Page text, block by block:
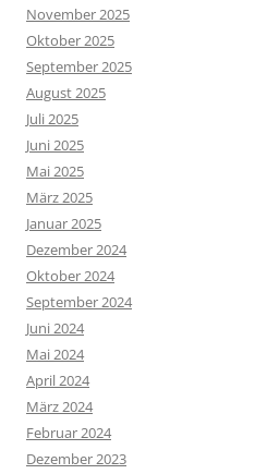
November 2025
Oktober 2025
September 2025
August 2025
Juli 2025
Juni 2025
Mai 2025
März 2025
Januar 2025
Dezember 2024
Oktober 2024
September 2024
Juni 2024
Mai 2024
April 2024
März 2024
Februar 2024
Dezember 2023